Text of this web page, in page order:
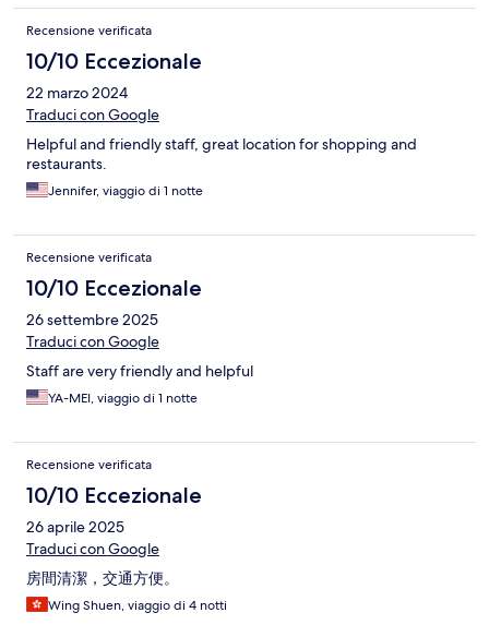
Recensione verificata
10/10 Eccezionale
22 marzo 2024
Traduci con Google
Helpful and friendly staff, great location for shopping and
restaurants.
Jennifer, viaggio di 1 notte
Recensione verificata
10/10 Eccezionale
26 settembre 2025
Traduci con Google
Staff are very friendly and helpful
YA-MEI, viaggio di 1 notte
Recensione verificata
10/10 Eccezionale
26 aprile 2025
Traduci con Google
房間清潔，交通方便。
Wing Shuen, viaggio di 4 notti